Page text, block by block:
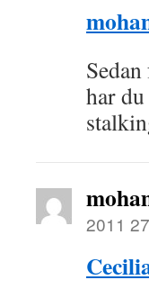
har
2011